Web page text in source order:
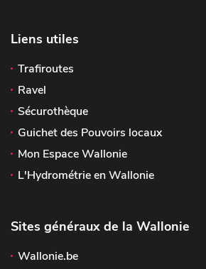
Liens utiles
Trafiroutes
Ravel
Sécurothèque
Guichet des Pouvoirs locaux
Mon Espace Wallonie
L'Hydrométrie en Wallonie
Sites généraux de la Wallonie
Wallonie.be